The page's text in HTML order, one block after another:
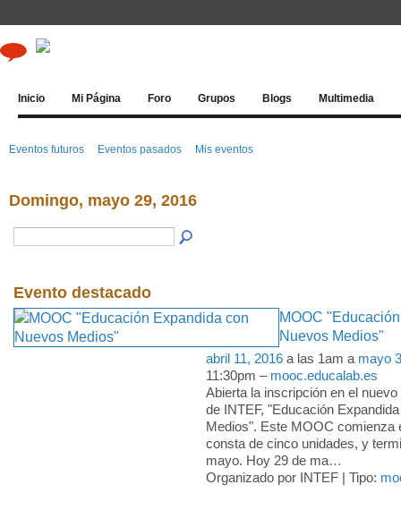
Inicio Mi Página Foro Grupos Blogs Multimedia
Eventos futuros Eventos pasados Mis eventos
Domingo, mayo 29, 2016
Evento destacado
MOOC
Nuevos Medios"
abril 11, 2016 a las 1am a mayo
11:30pm – mooc.educalab.es
Abierta la inscripción en el
de INTEF, "Educación
Medios". Este MOOC comienza
consta de cinco unidades, y
mayo. Hoy 29 de ma…
Organizado por INTEF | Tipo: